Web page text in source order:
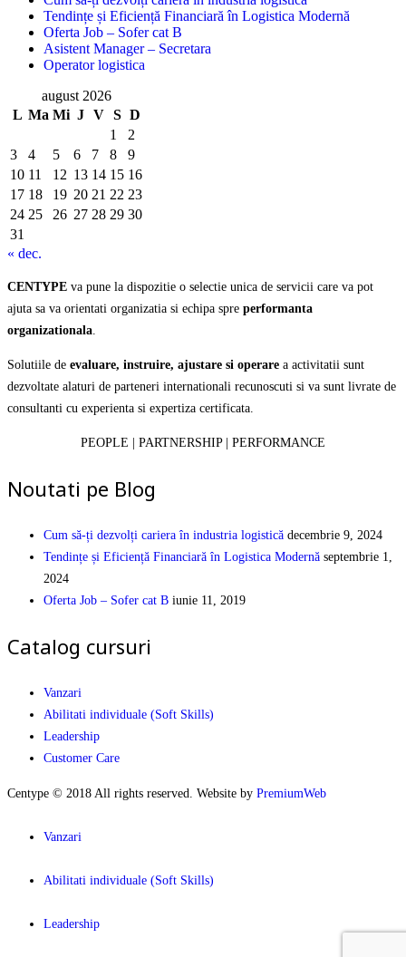
Tendințe și Eficiență Financiară în Logistica Modernă
Oferta Job – Sofer cat B
Asistent Manager – Secretara
Operator logistica
august 2026
L Ma Mi J V S D
1
2
3
4 5 6 7 8
9
10 11 12 13 14 15 16
17 18 19 20 21 22 23
24 25 26 27 28 29 30
31
« dec.
CENTYPE va pune la dispozitie o selectie unica de servicii care va pot
ajuta sa va orientati organizatia si echipa spre performanta
organizationala
Solutiile de evaluare, instruire, ajustare si operare a activitatii sunt
dezvoltate alaturi de parteneri internationali recunoscuti si va sunt livrate de
consultanti cu experienta si expertiza certificata.
PEOPLE | PARTNERSHIP | PERFORMANCE
Noutati pe Blog
Cum să-ți dezvolți cariera în industria logistică decembrie 9, 2024
Tendințe și Eficiență Financiară în Logistica Modernă septembrie 1,
2024
Oferta Job – Sofer cat B iunie 11, 2019
Catalog cursuri
Vanzari
Abilitati individuale (Soft Skills)
Leadership
Customer Care
Centype © 2018 All rights reserved. Website by PremiumWeb
Vanzari
Abilitati individuale (Soft Skills)
Leadership